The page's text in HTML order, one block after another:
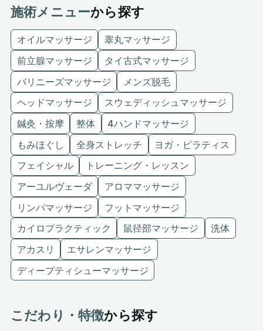
施術メニューから探す
オイルマッサージ
睾丸マッサージ
前立腺マッサージ
タイ古式マッサージ
バリニーズマッサージ
メンズ脱毛
ヘッドマッサージ
スウェディッシュマッサージ
鍼灸・按摩
整体
4ハンドマッサージ
もみほぐし
全身ストレッチ
ヨガ・ピラティス
フェイシャル
トレーニング・レッスン
アーユルヴェーダ
アロママッサージ
リンパマッサージ
フットマッサージ
カイロプラクティック
鼠径部マッサージ
洗体
アカスリ
エサレンマッサージ
ディープティシューマッサージ
こだわり・特徴から探す